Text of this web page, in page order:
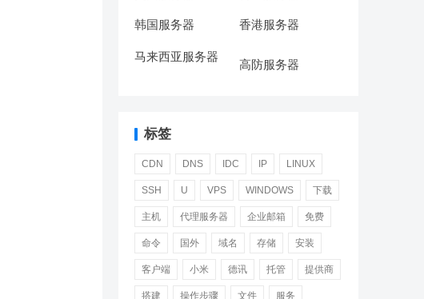
韩国服务器 香港服务器
马来西亚服务器
高防服务器
标签
CDN DNS IDC IP LINUX
SSH U VPS WINDOWS 下载
主机 代理服务器 企业邮箱 免费
命令 国外 域名 存储 安装
客户端 小米 德讯 托管 提供商
搭建 操作步骤 文件 服务